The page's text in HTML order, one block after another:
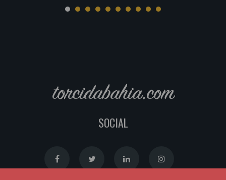
torcidabahia.com
SOCIAL